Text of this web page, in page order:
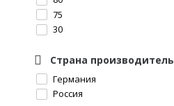
75
30
Страна производитель
Германия
Россия